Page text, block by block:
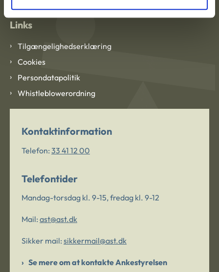
Links
Tilgængelighedserklæring
Cookies
Persondatapolitik
Whistleblowerordning
Kontaktinformation
Telefon: 33 41 12 00
Telefontider
Mandag-torsdag kl. 9-15, fredag kl. 9-12
Mail: ast@ast.dk
Sikker mail: sikkermail@ast.dk
Se mere om at kontakte Ankestyrelsen